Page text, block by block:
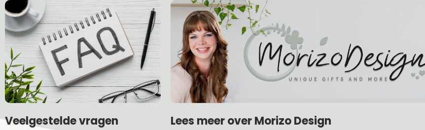
Veelgestelde vragen Lees meer over Morizo Design